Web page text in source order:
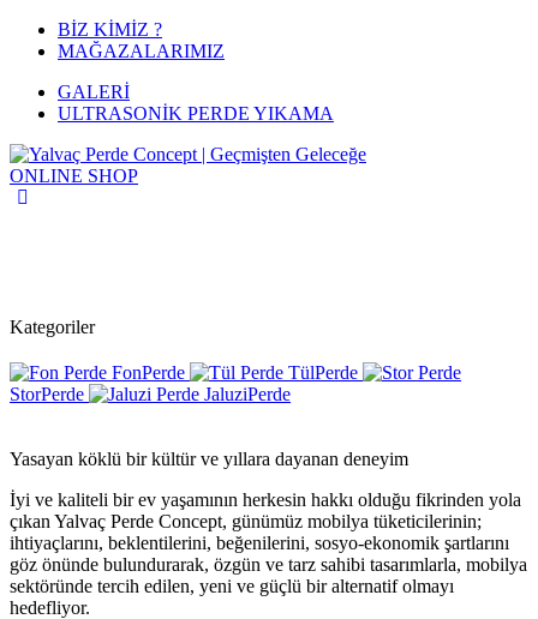
BİZ KİMİZ ?
MAĞAZALARIMIZ
GALERİ
ULTRASONİK PERDE YIKAMA
ONLINE SHOP
Kategoriler
FonPerde TülPerde
StorPerde JaluziPerde
Yasayan köklü bir kültür ve yıllara dayanan deneyim
İyi ve kaliteli bir ev yaşamının herkesin hakkı olduğu fikrinden yola
çıkan Yalvaç Perde Concept, günümüz mobilya tüketicilerinin;
ihtiyaçlarını, beklentilerini, beğenilerini, sosyo-ekonomik şartlarını
göz önünde bulundurarak, özgün ve tarz sahibi tasarımlarla, mobilya
sektöründe tercih edilen, yeni ve güçlü bir alternatif olmayı
hedefliyor.